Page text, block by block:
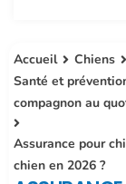
Accueil
Chiens
Santé et
compagnon au
Assurance pour
chien en 2026 ?